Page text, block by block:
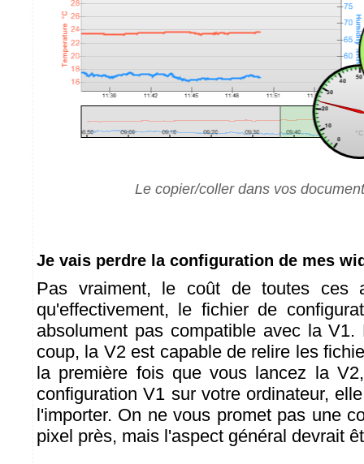
Le copier/coller dans vos
Je vais perdre la configuration de mes
Pas vraiment, le coût de toutes ces
qu'effectivement, le fichier de
absolument pas compatible avec la
coup, la V2 est capable de relire les
la première fois que vous lancez la
configuration V1 sur votre ordinateur,
l'importer. On ne vous promet pas une
pixel près, mais l'aspect général devrait